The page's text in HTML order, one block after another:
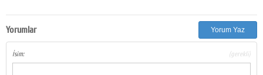
Yorumlar Yorum Yaz
İsim: (gerekli)